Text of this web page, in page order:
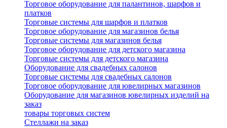
Торговое оборудование для палантинов, шарфов и
платков
Торговые системы для шарфов и платков
Торговое оборудование для магазинов белья
Торговые системы для магазинов белья
Торговое оборудование для детского магазина
Торговые системы для детского магазина
Оборудование для свадебных салонов
Торговые системы для свадебных салонов
Торговое оборудование для ювелирных магазинов
Оборудование для магазинов ювелирных изделий на
заказ
товары торговых систем
Стеллажи на заказ